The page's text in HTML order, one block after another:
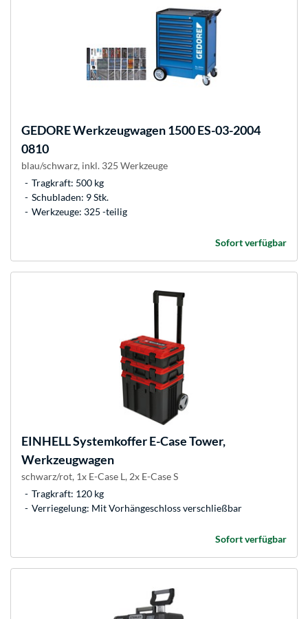
GEDOREWerkzeugwagen 1500 ES-03-2004
0810
blau/schwarz, inkl. 325 Werkzeuge
Tragkraft: 500 kg
Schubladen: 9 Stk.
Werkzeuge: 325 -teilig
Sofort verfügbar
EINHELLSystemkoffer E-Case Tower,
Werkzeugwagen
schwarz/rot, 1x E-Case L, 2x E-Case S
Tragkraft: 120 kg
Verriegelung: Mit Vorhängeschloss verschließbar
Sofort verfügbar